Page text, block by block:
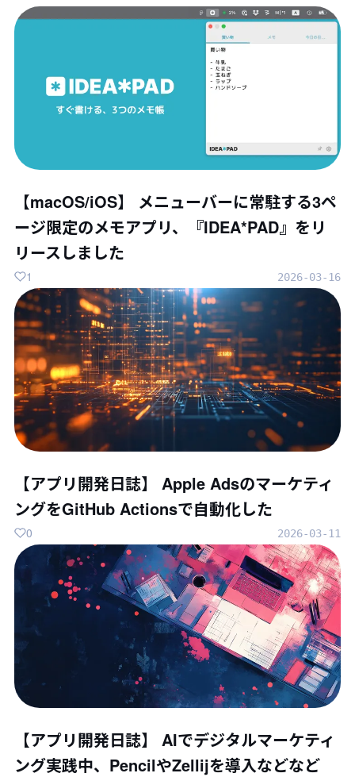
【macOS/iOS】 メニューバーに常駐する3ペ
ージ限定のメモアプリ、『IDEA*PAD』をリ
リースしました
2026-03-16
1
【アプリ開発日誌】 Apple Adsのマーケティ
ングをGitHub Actionsで自動化した
2026-03-11
0
【アプリ開発日誌】 AIでデジタルマーケティ
ング実践中、PencilやZellijを導入などなど